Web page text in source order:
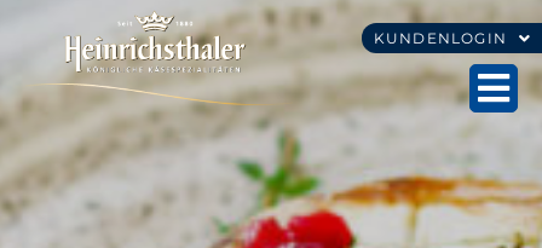
KUNDENLOGIN